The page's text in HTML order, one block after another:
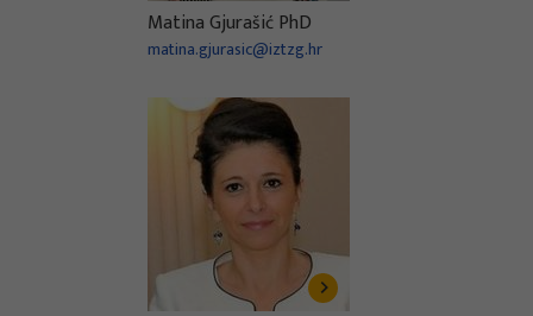
Matina Gjurašić PhD
matina.gjurasic@iztzg.hr